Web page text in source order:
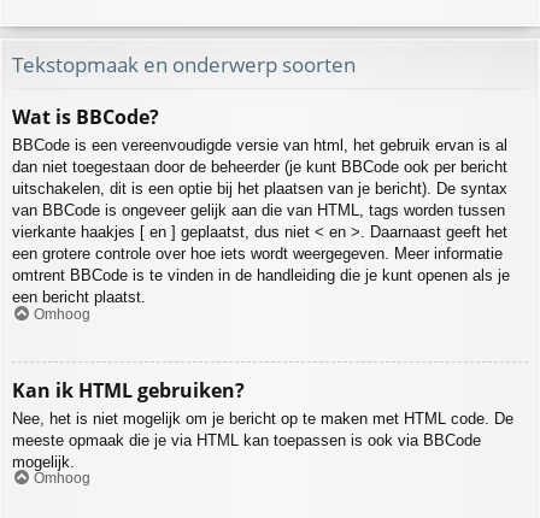
Tekstopmaak en onderwerp soorten
Wat is BBCode?
BBCode is een vereenvoudigde versie van html, het gebruik ervan is al
dan niet toegestaan door de beheerder (je kunt BBCode ook per bericht
uitschakelen, dit is een optie bij het plaatsen van je bericht). De syntax
van BBCode is ongeveer gelijk aan die van HTML, tags worden tussen
vierkante haakjes [ en ] geplaatst, dus niet < en >. Daarnaast geeft het
een grotere controle over hoe iets wordt weergegeven. Meer informatie
omtrent BBCode is te vinden in de handleiding die je kunt openen als je
een bericht plaatst.
Omhoog
Kan ik HTML gebruiken?
Nee, het is niet mogelijk om je bericht op te maken met HTML code. De
meeste opmaak die je via HTML kan toepassen is ook via BBCode
mogelijk.
Omhoog